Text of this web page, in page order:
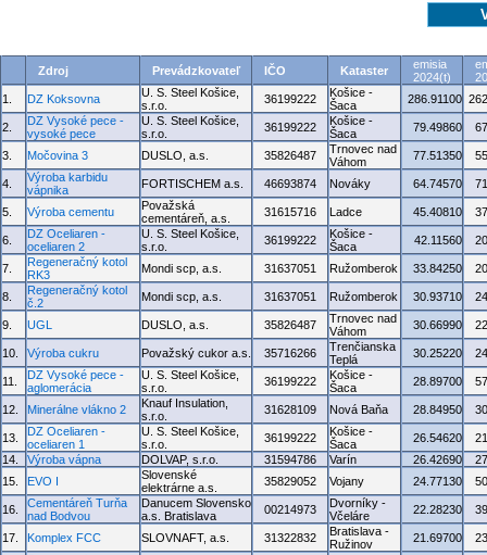
Zdroj Prevádzkovateľ IČO Kataster
emisia
2024(t)
1.
DZ Koksovna
U. S. Steel Košice,
s.r.o.
36199222
Košice -
Šaca
286.91100
2.
DZ Vysoké pece -
vysoké pece
U. S. Steel Košice,
s.r.o.
36199222
Košice -
Šaca
79.49860
3. Močovina 3 DUSLO, a.s. 35826487
Trnovec nad
Váhom
77.51350
4.
Výroba karbidu
vápnika
FORTISCHEM a.s. 46693874 Nováky 64.74570
5. Výroba cementu
Považská
cementáreň, a.s.
31615716 Ladce 45.40810
6.
DZ Oceliaren -
oceliaren 2
U. S. Steel Košice,
s.r.o.
36199222
Košice -
Šaca
42.11560
7.
Regeneračný kotol
RK3
Mondi scp, a.s. 31637051 Ružomberok 33.84250
8.
Regeneračný kotol
č.2
Mondi scp, a.s. 31637051 Ružomberok 30.93710
9. UGL DUSLO, a.s. 35826487
Trnovec nad
Váhom
30.66990
10. Výroba cukru Považský cukor a.s. 35716266
Trenčianska
Teplá
30.25220
11.
DZ Vysoké pece -
aglomerácia
U. S. Steel Košice,
s.r.o.
36199222
Košice -
Šaca
28.89700
12. Minerálne vlákno 2
Knauf Insulation,
s.r.o.
31628109 Nová Baňa 28.84950
13.
DZ Oceliaren -
oceliaren 1
U. S. Steel Košice,
s.r.o.
36199222
Košice -
Šaca
26.54620
14.
Výroba vápna DOLVAP, s.r.o. 31594786 Varín 26.42690
15.
EVO I
Slovenské
elektrárne a.s.
35829052 Vojany 24.77130
16.
Cementáreň Turňa
nad Bodvou
Danucem Slovensko
a.s. Bratislava
00214973
Dvorníky -
Včeláre
22.28230
17. Komplex FCC SLOVNAFT, a.s. 31322832
Bratislava -
Ružinov
21.69700